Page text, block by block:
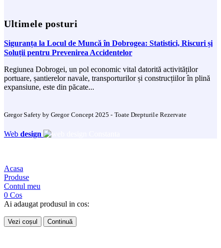
Ultimele posturi
Siguranța la Locul de Muncă în Dobrogea: Statistici, Riscuri și
Soluții pentru Prevenirea Accidentelor
Regiunea Dobrogei, un pol economic vital datorită activităților
portuare, șantierelor navale, transporturilor și construcțiilor în plină
expansiune, este din păcate...
Gregor Safety by Gregor Concept 2025 - Toate Drepturile Rezervate
Web design
Acasa
Produse
Contul meu
0 Cos
Ai adaugat produsul in cos:
Vezi coșul Continuă